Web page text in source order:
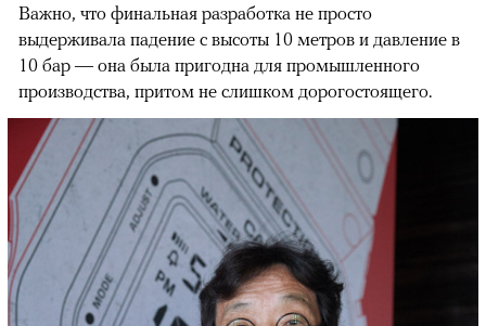
Важно, что финальная разработка не просто
выдерживала падение с высоты 10 метров и давление в
10 бар — она была пригодна для промышленного
производства, притом не слишком дорогостоящего.